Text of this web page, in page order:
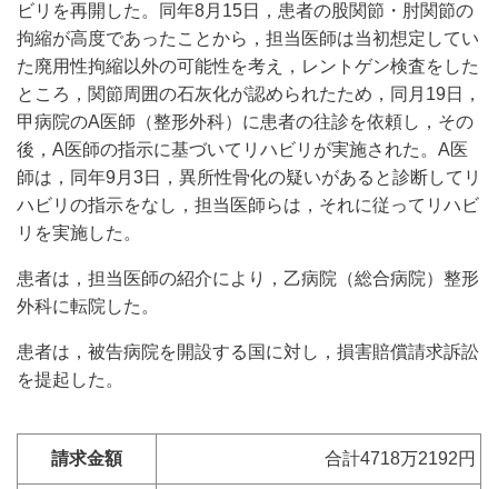
ビリを再開した。同年8月15日，患者の股関節・肘関節の
拘縮が高度であったことから，担当医師は当初想定してい
た廃用性拘縮以外の可能性を考え，レントゲン検査をした
ところ，関節周囲の石灰化が認められたため，同月19日，
甲病院のA医師（整形外科）に患者の往診を依頼し，その
後，A医師の指示に基づいてリハビリが実施された。A医
師は，同年9月3日，異所性骨化の疑いがあると診断してリ
ハビリの指示をなし，担当医師らは，それに従ってリハビ
リを実施した。
患者は，担当医師の紹介により，乙病院（総合病院）整形
外科に転院した。
患者は，被告病院を開設する国に対し，損害賠償請求訴訟
を提起した。
請求金額 合計4718万2192円